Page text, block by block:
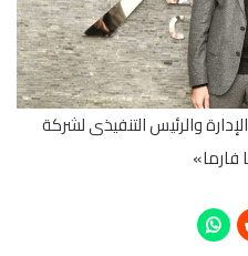
والرئيس التنفيذى لشركة
فارما»